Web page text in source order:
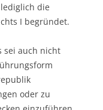
die
I begründet.
sei auch nicht
oder zu